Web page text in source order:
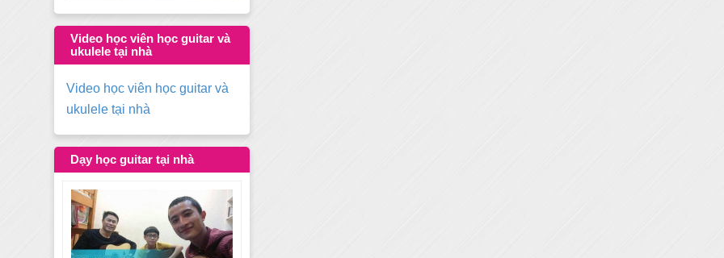
Video học viên học guitar và
ukulele tại nhà
Video học viên học guitar và
ukulele tại nhà
Dạy học guitar tại nhà